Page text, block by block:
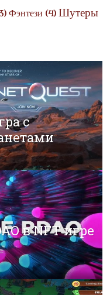
Фэнтези (4) Шутеры
с
в NFT игре